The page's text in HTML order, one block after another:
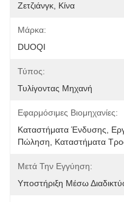
Ζετζιάνγκ, Κίνα
Μάρκα:
DUOQI
Τύπος:
Τυλίγοντας Μηχανή
Εφαρμόσιμες Βιομηχανίες:
Καταστήματα Ένδυσης,
Πώληση, Καταστήματα
Μετά Την Εγγύηση:
Υποστήριξη Μέσω